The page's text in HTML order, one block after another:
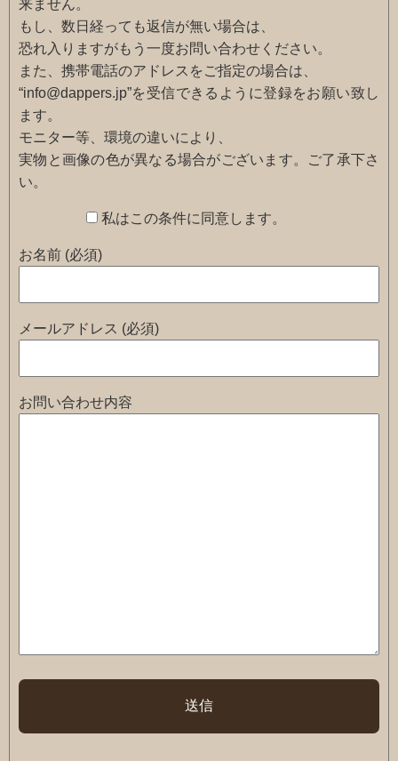
来ません。
もし、数日経っても返信が無い場合は、
恐れ入りますがもう一度お問い合わせください。
また、携帯電話のアドレスをご指定の場合は、
“info@dappers.jp”を受信できるように登録をお願い致し
ます。
モニター等、環境の違いにより、
実物と画像の色が異なる場合がございます。ご了承下さ
い。
私はこの条件に同意します。
お名前 (必須)
メールアドレス (必須)
お問い合わせ内容